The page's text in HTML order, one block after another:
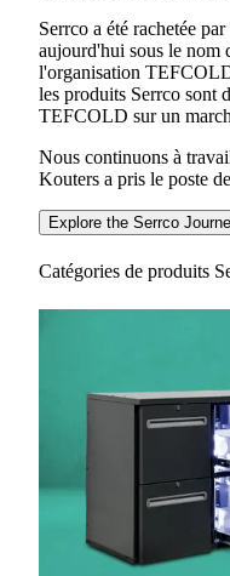
Serrco a été rachetée
aujourd'hui sous le nom
l'organisation
les produits Serrco sont
TEFCOLD sur un
Nous continuons à
Kouters a pris le poste
Explore the Serrco
Catégories de produits